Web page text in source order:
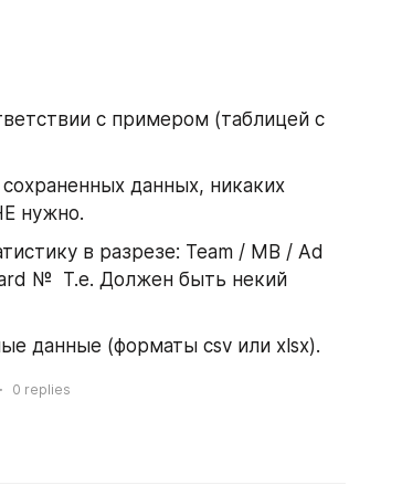
с примером (таблицей с
данных, никаких
нужно.
в разрезе: Team / MB / Ad
№  Т.е. Должен быть некий
данные (форматы csv или xlsx).
0 replies